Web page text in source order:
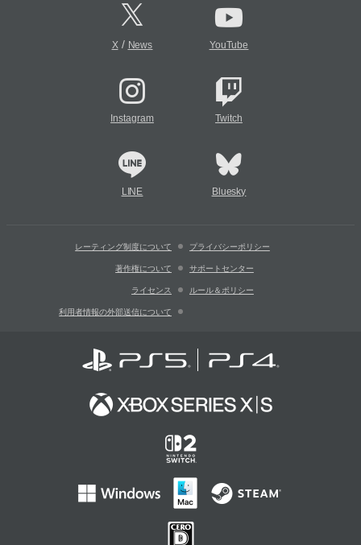
X/ News YouTube
Instagram Twitch
LINE Bluesky
レーティング制度について プライバシーポリシー
著作権について サポートセンター
ライセンス ルール＆ポリシー
利用者情報の外部送信について